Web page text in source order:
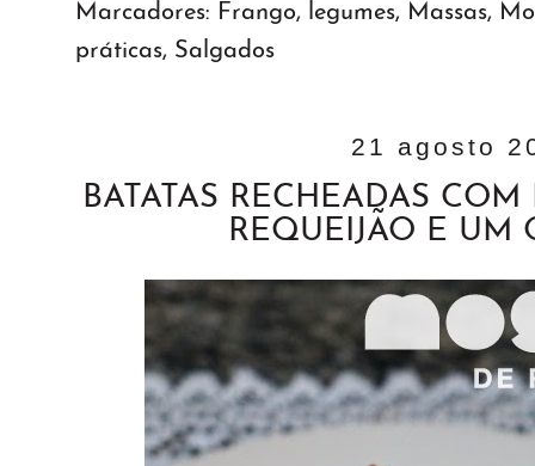
Marcadores: Frango, legumes, Massas,
práticas, Salgados
21 agosto
BATATAS RECHEADAS
REQUEIJÃO E UM